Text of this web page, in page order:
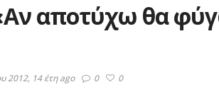
αποτύχω θα
2012, 14 έτη ago 0 0